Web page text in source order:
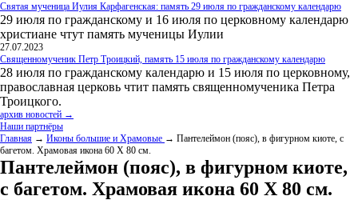
Святая мученица Иулия Карфагенская: память 29 июля по гражданскому календарю
29 июля по гражданскому и 16 июля по церковному календарю
христиане чтут память мученицы Иулии
27.07.2023
Священномученик Петр Троицкий, память 15 июля по гражданскому календарю
28 июля по гражданскому календарю и 15 июля по церковному,
православная церковь чтит память священномученика Петра
Троицкого.
архив новостей →
Наши партнёры
Главная → Иконы большие и Храмовые → Пантелеймон (пояс), в фигурном киоте, с
багетом. Храмовая икона 60 Х 80 см.
Пантелеймон (пояс), в фигурном киоте,
с багетом. Храмовая икона 60 Х 80 см.